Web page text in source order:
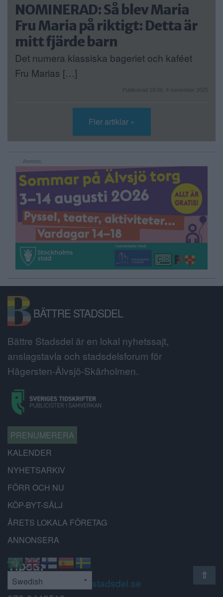
NOMINERAD: Så blev Maria
Fru Maria på riktigt: Detta är
mitt fjärde barn
Det numera klassiska bageriet och kaféet
Fru Marias […]
Publicerad 18:06, 4 november 2025
Fler artiklar »
Annons:
BÄTTRE STADSDEL
Bättre Stadsdel är en lokal nyhetssajt,
anslagstavla och stadsdelsforum för
Hägersten-Älvsjö-Skärholmen.
PRENUMERERA
KALENDER
NYHETSARKIV
FÖRR OCH NU
KÖP-BYT-SÄLJ
ÅRETS LOKALA FÖRETAG
ANNONSERA
Tipsa:
redaktionen@battrestadsdel.se
⇧